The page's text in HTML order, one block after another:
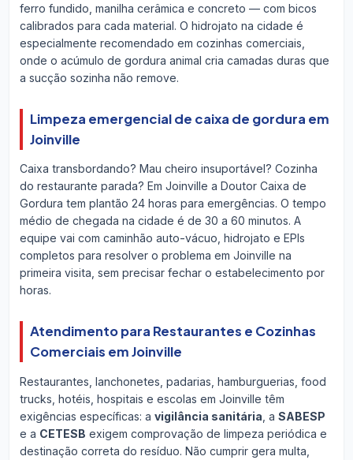
ferro fundido, manilha cerâmica e concreto — com bicos
calibrados para cada material. O hidrojato na cidade é
especialmente recomendado em cozinhas comerciais,
onde o acúmulo de gordura animal cria camadas duras que
a sucção sozinha não remove.
Limpeza emergencial de caixa de gordura em
Joinville
Caixa transbordando? Mau cheiro insuportável? Cozinha
do restaurante parada? Em Joinville a Doutor Caixa de
Gordura tem plantão 24 horas para emergências. O tempo
médio de chegada na cidade é de 30 a 60 minutos. A
equipe vai com caminhão auto-vácuo, hidrojato e EPIs
completos para resolver o problema em Joinville na
primeira visita, sem precisar fechar o estabelecimento por
horas.
Atendimento para Restaurantes e Cozinhas
Comerciais em Joinville
Restaurantes, lanchonetes, padarias, hamburguerias, food
trucks, hotéis, hospitais e escolas em Joinville têm
exigências específicas: a vigilância sanitária , a SABESP
e a CETESB exigem comprovação de limpeza periódica e
destinação correta do resíduo. Não cumprir gera multa,